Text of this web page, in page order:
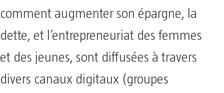
comment augmenter son épargne, la
dette, et l’entrepreneuriat des femmes
et des jeunes, sont diffusées à travers
divers canaux digitaux (groupes